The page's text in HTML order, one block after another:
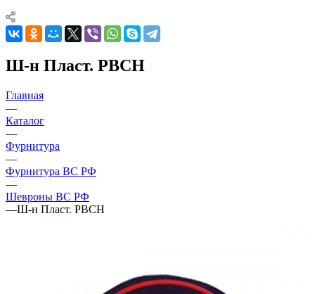
Ш-н Пласт. РВСН
Главная
—
Каталог
—
Фурнитура
—
Фурнитура ВС РФ
—
Шевроны ВС РФ
—Ш-н Пласт. РВСН